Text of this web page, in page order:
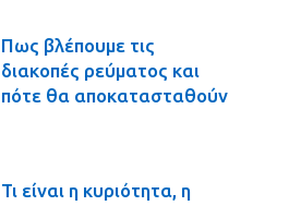
Πως βλέπουμε τις
διακοπές ρεύματος και
πότε θα αποκατασταθούν
Τι είναι η κυριότητα, η